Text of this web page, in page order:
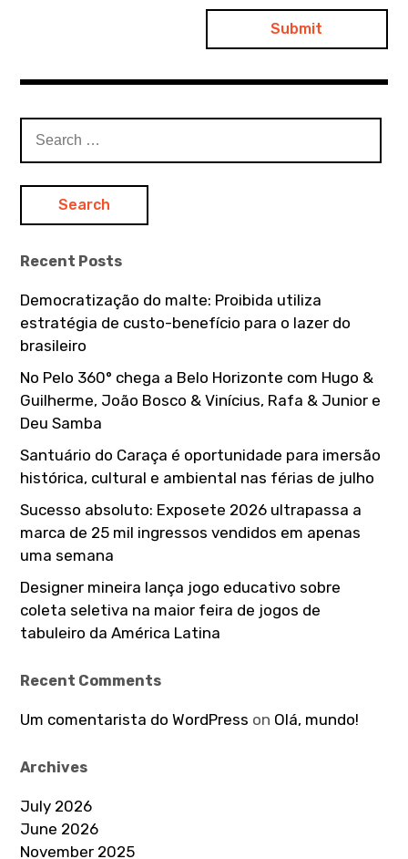
c
f
r
:
Recent Posts
Democratização do malte: Proibida utiliza
estratégia de custo-benefício para o lazer do
brasileiro
No Pelo 360° chega a Belo Horizonte com Hugo &
Guilherme, João Bosco & Vinícius, Rafa & Junior e
Deu Samba
Santuário do Caraça é oportunidade para imersão
histórica, cultural e ambiental nas férias de julho
Sucesso absoluto: Exposete 2026 ultrapassa a
marca de 25 mil ingressos vendidos em apenas
uma semana
Designer mineira lança jogo educativo sobre
coleta seletiva na maior feira de jogos de
tabuleiro da América Latina
Recent Comments
Um comentarista do WordPress on Olá, mundo!
Archives
July 2026
June 2026
November 2025